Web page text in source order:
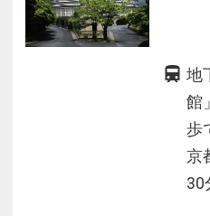
地
館
歩
京
30